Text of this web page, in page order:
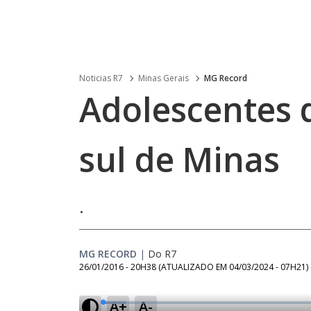
Noticias R7 Minas Gerais MG Record
Adolescentes
sul de Minas
.
MG RECORD | Do R7
26/01/2016 - 20H38 (ATUALIZADO EM 04/03/2024 - 07H21)
A+ A-
L